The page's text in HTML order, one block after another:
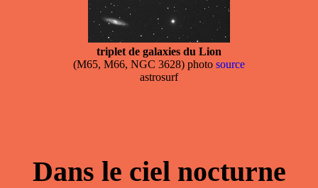
triplet de galaxies du Lion
(M65, M66, NGC 3628) photo source
astrosurf
Dans le ciel nocturne